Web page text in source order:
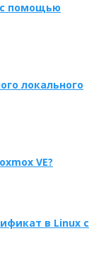
с помощью
локального
VE?
в Linux с